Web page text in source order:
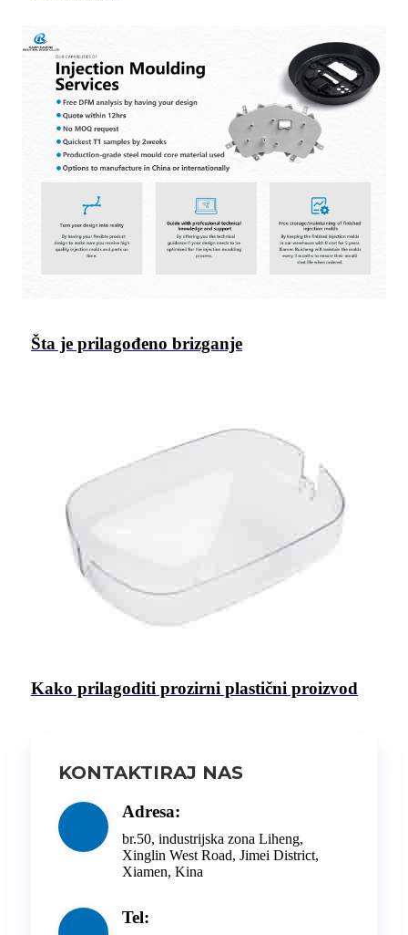
Šta je prilagođeno brizganje
Kako prilagoditi prozirni plastični proizvod
KONTAKTIRAJ NAS
Adresa:
br.50, industrijska zona Liheng,
Xinglin West Road, Jimei District,
Xiamen, Kina
Tel: